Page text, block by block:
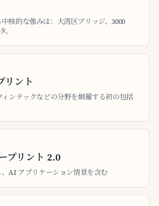
核的な強みは：大湾区ブリッジ、3000
リント
ンテックなどの分野を網羅する初の包括
プリント 2.0
AI アプリケーション情景を含む